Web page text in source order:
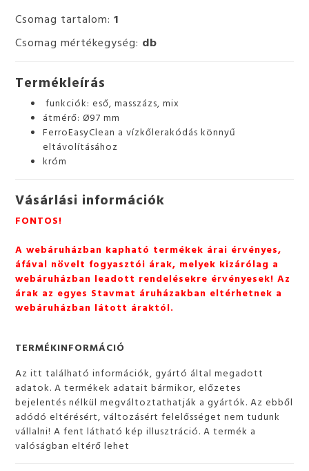
Csomag tartalom:1
Csomag mértékegység: db
Termékleírás
funkciók: eső, masszázs, mix
átmérő: Ø97 mm
FerroEasyClean a vízkőlerakódás könnyű
eltávolításához
króm
Vásárlási információk
FONTOS!
A webáruházban kapható termékek árai érvényes,
áfával növelt fogyasztói árak, melyek kizárólag a
webáruházban leadott rendelésekre érvényesek! Az
árak az egyes Stavmat áruházakban eltérhetnek a
webáruházban látott áraktól.
TERMÉKINFORMÁCIÓ
Az itt található információk, gyártó által megadott
adatok. A termékek adatait bármikor, előzetes
bejelentés nélkül megváltoztathatják a gyártók. Az ebből
adódó eltérésért, változásért felelősséget nem tudunk
vállalni! A fent látható kép illusztráció. A termék a
valóságban eltérő lehet